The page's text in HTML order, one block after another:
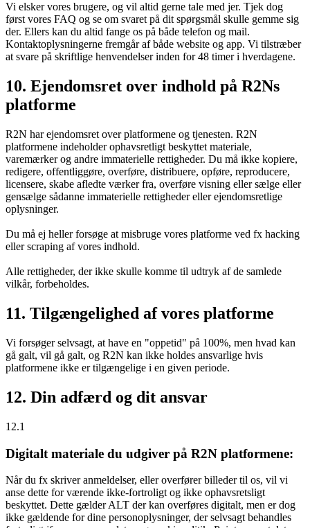
Vi elsker vores brugere, og vil altid gerne tale med jer. Tjek dog
først vores FAQ og se om svaret på dit spørgsmål skulle gemme sig
der. Ellers kan du altid fange os på både telefon og mail.
Kontaktoplysningerne fremgår af både website og app. Vi tilstræber
at svare på skriftlige henvendelser inden for 48 timer i hverdagene.
10. Ejendomsret over indhold på R2Ns
platforme
R2N har ejendomsret over platformene og tjenesten. R2N
platformene indeholder ophavsretligt beskyttet materiale,
varemærker og andre immaterielle rettigheder. Du må ikke kopiere,
redigere, offentliggøre, overføre, distribuere, opføre, reproducere,
licensere, skabe afledte værker fra, overføre visning eller sælge eller
gensælge sådanne immaterielle rettigheder eller ejendomsretlige
oplysninger.
Du må ej heller forsøge at misbruge vores platforme ved fx hacking
eller scraping af vores indhold.
Alle rettigheder, der ikke skulle komme til udtryk af de samlede
vilkår, forbeholdes.
11. Tilgængelighed af vores platforme
Vi forsøger selvsagt, at have en "oppetid" på 100%, men hvad kan
gå galt, vil gå galt, og R2N kan ikke holdes ansvarlige hvis
platformene ikke er tilgængelige i en given periode.
12. Din adfærd og dit ansvar
12.1
Digitalt materiale du udgiver på R2N platformene:
Når du fx skriver anmeldelser, eller overfører billeder til os, vil vi
anse dette for værende ikke-fortroligt og ikke ophavsretsligt
beskyttet. Dette gælder ALT der kan overføres digitalt, men er dog
ikke gældende for dine personoplysninger, der selvsagt behandles